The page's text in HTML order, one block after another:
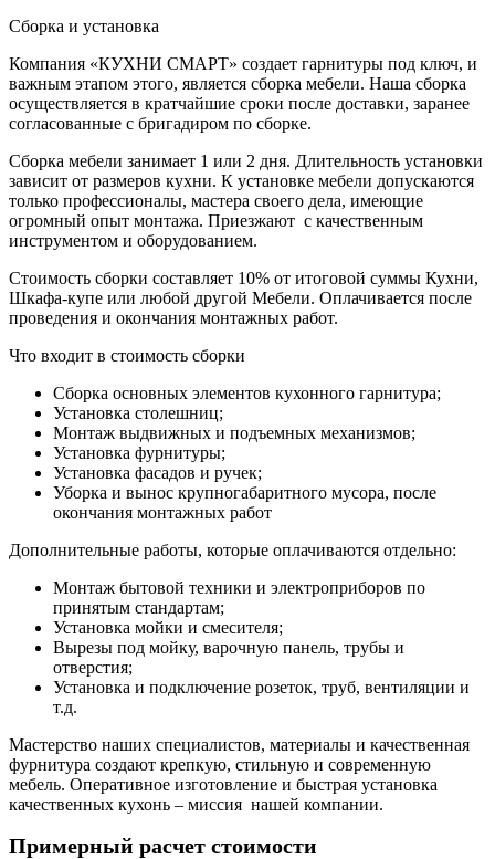
Сборка и установка
Компания «КУХНИ СМАРТ» создает гарнитуры под ключ, и
важным этапом этого, является сборка мебели. Наша сборка
осуществляется в кратчайшие сроки после доставки, заранее
согласованные с бригадиром по сборке.
Сборка мебели занимает 1 или 2 дня. Длительность установки
зависит от размеров кухни. К установке мебели допускаются
только профессионалы, мастера своего дела, имеющие
огромный опыт монтажа. Приезжают с качественным
инструментом и оборудованием.
Стоимость сборки составляет 10% от итоговой суммы Кухни,
Шкафа-купе или любой другой Мебели. Оплачивается после
проведения и окончания монтажных работ.
Что входит в стоимость сборки
Сборка основных элементов кухонного гарнитура;
Установка столешниц;
Монтаж выдвижных и подъемных механизмов;
Установка фурнитуры;
Установка фасадов и ручек;
Уборка и вынос крупногабаритного мусора, после
окончания монтажных работ
Дополнительные работы, которые оплачиваются отдельно:
Монтаж бытовой техники и электроприборов по
принятым стандартам;
Установка мойки и смесителя;
Вырезы под мойку, варочную панель, трубы и
отверстия;
Установка и подключение розеток, труб, вентиляции и
т.д.
Мастерство наших специалистов, материалы и качественная
фурнитура создают крепкую, стильную и современную
мебель. Оперативное изготовление и быстрая установка
качественных кухонь – миссия нашей компании.
Примерный расчет стоимости